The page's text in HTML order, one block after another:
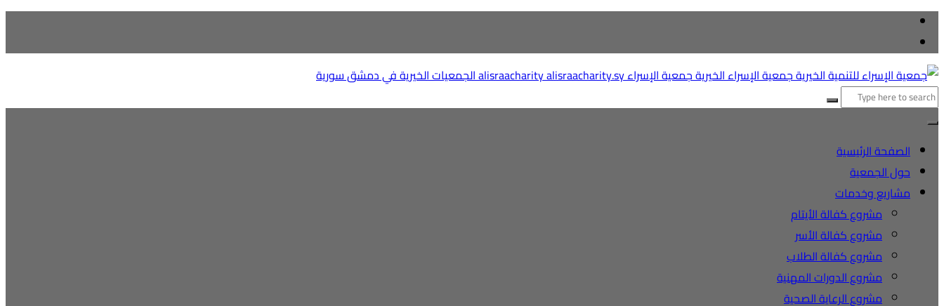
التجاوز
المحتوى
البحث
عن:
الصفحة الرئيسية
حول الجمعية
مشاريع وخدمات
مشروع كفالة الأيتام
مشروع كفالة الأسر
مشروع كفالة الطلاب
مشروع الدورات المهنية
مشروع الرعاية الصحية